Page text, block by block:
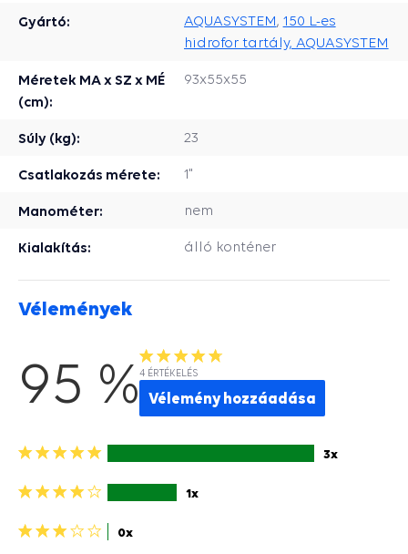
Gyártó: AQUASYSTEM, 150 L-es
hidrofor tartály, AQUASYSTEM
Méretek MA x SZ x MÉ
(cm):
93x55x55
Súly (kg): 23
Csatlakozás mérete: 1"
Manométer: nem
Kialakítás: álló konténer
Vélemények
95 %4 ÉRTÉKELÉS
Vélemény hozzáadása
5
3x
4
1x
3
0x